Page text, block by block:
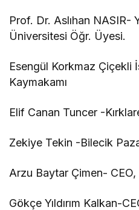
Prof. Dr. Aslıhan NASIR-
Üniversitesi Öğr. Üyesi.
Esengül Korkmaz Çiçekli
Kaymakamı
Elif Canan Tuncer -
Zekiye Tekin -Bilecik
Arzu Baytar Çimen-
Gökçe Yıldırım Kalkan-